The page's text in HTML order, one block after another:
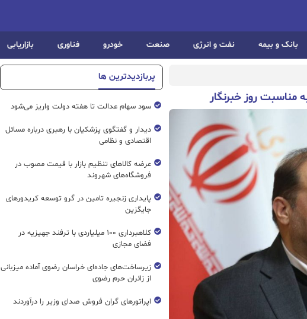
بانک و بیمه نفت و انرژی صنعت خودرو فناوری بازاریابی
مناسبت روز خبرنگار
پربازدیدترین ها
سود سهام عدالت تا هفته دولت واریز می‌شود
دیدار و گفتگوی پزشکیان با رهبری درباره مسائل
اقتصادی و نظامی
عرضه کالاهای تنظیم بازار با قیمت مصوب در
فروشگاه‌های شهروند
پایداری زنجیره تامین در گرو توسعه کریدورهای
جایگزین
کلاهبرداری ۱۰۰ میلیاردی با ترفند جهیزیه در
فضای مجازی
زیرساخت‌های جاده‌ای خراسان رضوی آماده میزبانی
از زائران حرم رضوی
اپراتورهای گران فروش صدای وزیر را درآوردند